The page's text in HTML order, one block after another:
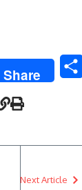
Share
Next Article